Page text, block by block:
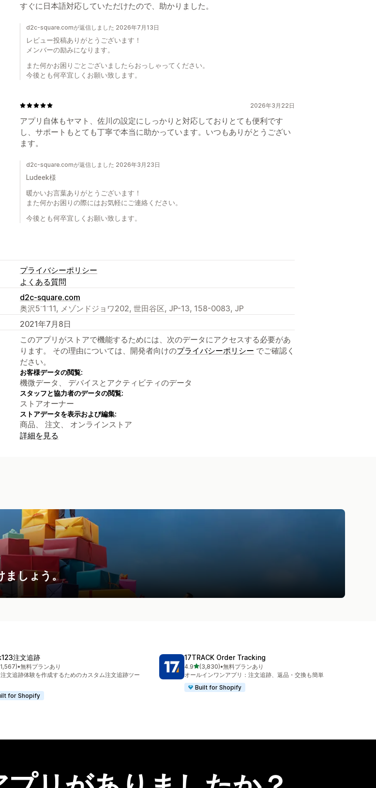
すぐに日本語対応していただけたので、助かりました。
d2c-square.comが返信しました 2026年7月13日
レビュー投稿ありがとうございます！
メンバーの励みになります。
また何かお困りごとございましたらおっしゃってください。
今後とも何卒宜しくお願い致します。
2026年3月22日
アプリ自体もヤマト、佐川の設定にしっかりと対応しておりとても便利です
し、サポートもとても丁寧で本当に助かっています。いつもありがとうござい
ます。
d2c-square.comが返信しました 2026年3月23日
Ludeek様
暖かいお言葉ありがとうございます！
また何かお困りの際にはお気軽にご連絡ください。
今後とも何卒宜しくお願い致します。
プライバシーポリシー
よくある質問
d2c-square.com
奥沢5⁻1⁻11, メゾンドジョワ202, 世田谷区, JP-13, 158-0083, JP
2021年7月8日
このアプリがストアで機能するためには、次のデータにアクセスする必要があ
ります。 その理由については、開発者向けのプライバシーポリシー でご確認く
ださい。
お客様データの閲覧:
機微データ、 デバイスとアクティビティのデータ
スタッフと協力者のデータの閲覧:
ストアオーナー
ストアデータを表示および編集:
商品、 注文、 オンラインストア
詳細を見る
ましょう。
注文追跡
星中
ュー数：1567件
•無料プランあり
文追跡体験を作成するためのカスタム注文追跡ツー
for Shopify
17TRACK Order Tracking
4.95つ星中
(3,830)
合計レビュー数：3830件
•無料プランあり
オールインワンアプリ：注文追跡、返品・交換も簡単
Built for Shopify